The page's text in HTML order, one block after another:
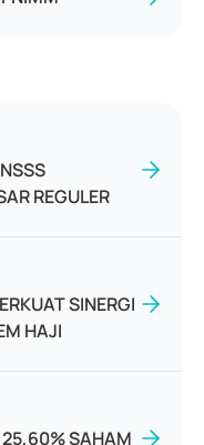
REGULER
SINERGI
HAJI
25,60% SAHAM